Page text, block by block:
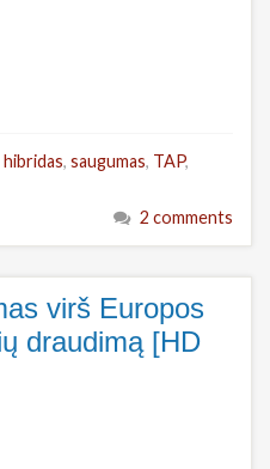
hibridas, saugumas, TAP,
2 comments
virš Europos
draudimą [HD